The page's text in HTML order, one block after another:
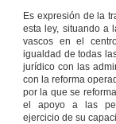
Fuentes
TÍTULO
VIII
CAPÍTULOI
Es expresión de la
esta ley, situando a
vascos en el
igualdad de todas
jurídico con las
con la reforma
por la que se
el apoyo a las
ejercicio de su